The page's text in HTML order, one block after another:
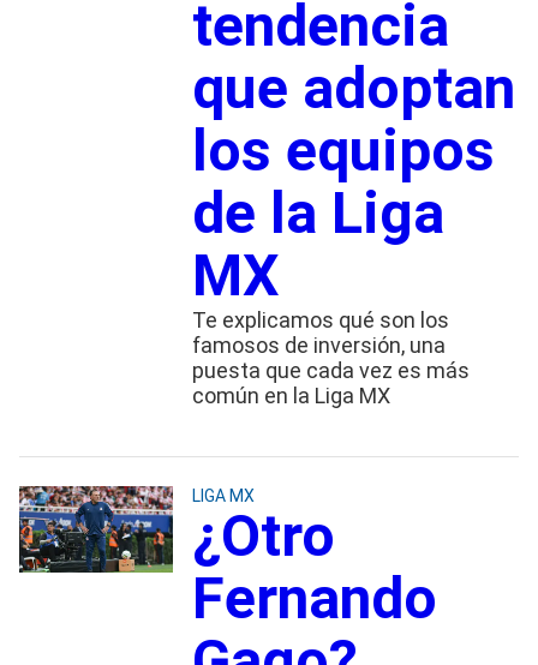
tendencia
que adoptan
los equipos
de la Liga
MX
Te explicamos qué son los
famosos de inversión, una
puesta que cada vez es más
común en la Liga MX
LIGA MX
¿Otro
Fernando